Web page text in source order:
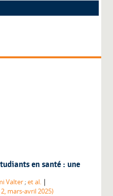
en santé : une
Valter ;et al. |
mars-avril 2025)